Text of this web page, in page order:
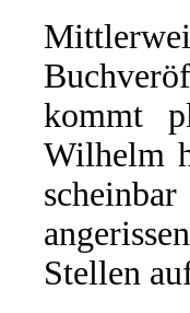
kommt
Wilhelm
Stellen